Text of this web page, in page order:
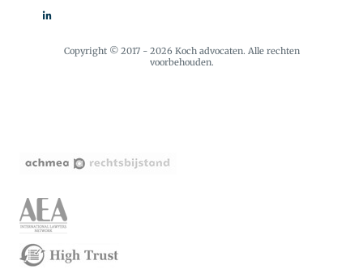
+31
Copyright © 2017 - 2026 Koch advocaten. Alle rechten
voorbehouden.